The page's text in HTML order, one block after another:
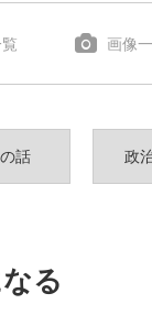
画像
話 政
る